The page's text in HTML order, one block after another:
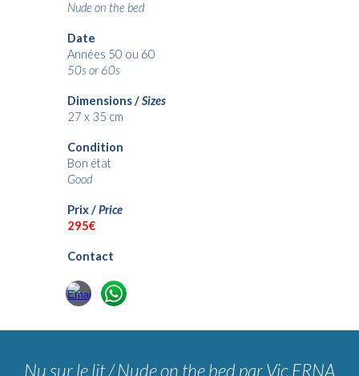
Nude on the bed
Date
Années 50 ou 60
50s or 60s
Dimensions /Sizes
27 x 35 cm
Condition
Bon état
Good
Prix /Price
295€
Contact
Nu sur le lit / Nude on the bed par Vic ERNA